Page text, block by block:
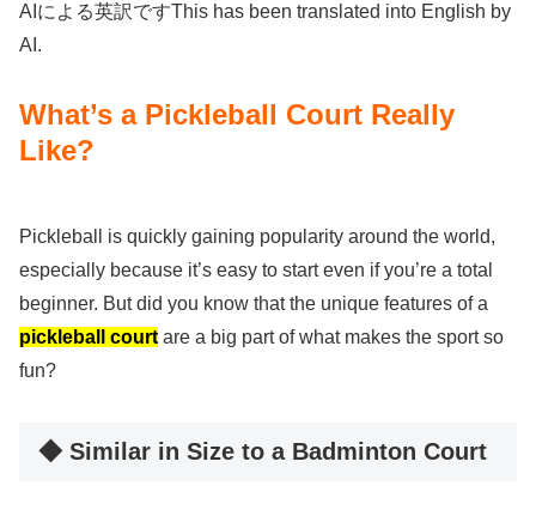
AIによる英訳ですThis has been translated into English by
AI.
What’s a Pickleball Court Really
Like?
Pickleball is quickly gaining popularity around the world,
especially because it’s easy to start even if you’re a total
beginner. But did you know that the unique features of a
pickleball court are a big part of what makes the sport so
fun?
◆ Similar in Size to a Badminton Court